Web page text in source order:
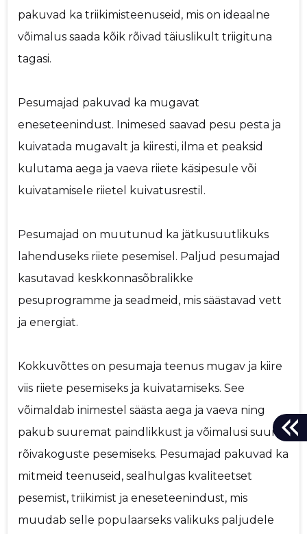
pakuvad ka triikimisteenuseid, mis on ideaalne
võimalus saada kõik rõivad täiuslikult triigituna
tagasi.
Pesumajad pakuvad ka mugavat
eneseteenindust. Inimesed saavad pesu pesta ja
kuivatada mugavalt ja kiiresti, ilma et peaksid
kulutama aega ja vaeva riiete käsipesule või
kuivatamisele riietel kuivatusrestil.
Pesumajad on muutunud ka jätkusuutlikuks
lahenduseks riiete pesemisel. Paljud pesumajad
kasutavad keskkonnasõbralikke
pesuprogramme ja seadmeid, mis säästavad vett
ja energiat.
Kokkuvõttes on pesumaja teenus mugav ja kiire
viis riiete pesemiseks ja kuivatamiseks. See
võimaldab inimestel säästa aega ja vaeva ning
pakub suuremat paindlikkust ja võimalusi suurte
rõivakoguste pesemiseks. Pesumajad pakuvad ka
mitmeid teenuseid, sealhulgas kvaliteetset
pesemist, triikimist ja eneseteenindust, mis
muudab selle populaarseks valikuks paljudele